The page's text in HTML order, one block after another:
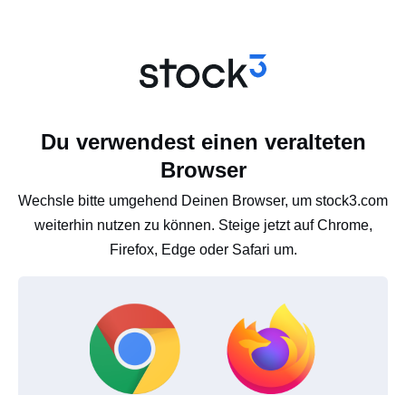
Du verwendest einen veralteten
Browser
Wechsle bitte umgehend Deinen Browser, um stock3.com
weiterhin nutzen zu können. Steige jetzt auf Chrome,
Firefox, Edge oder Safari um.